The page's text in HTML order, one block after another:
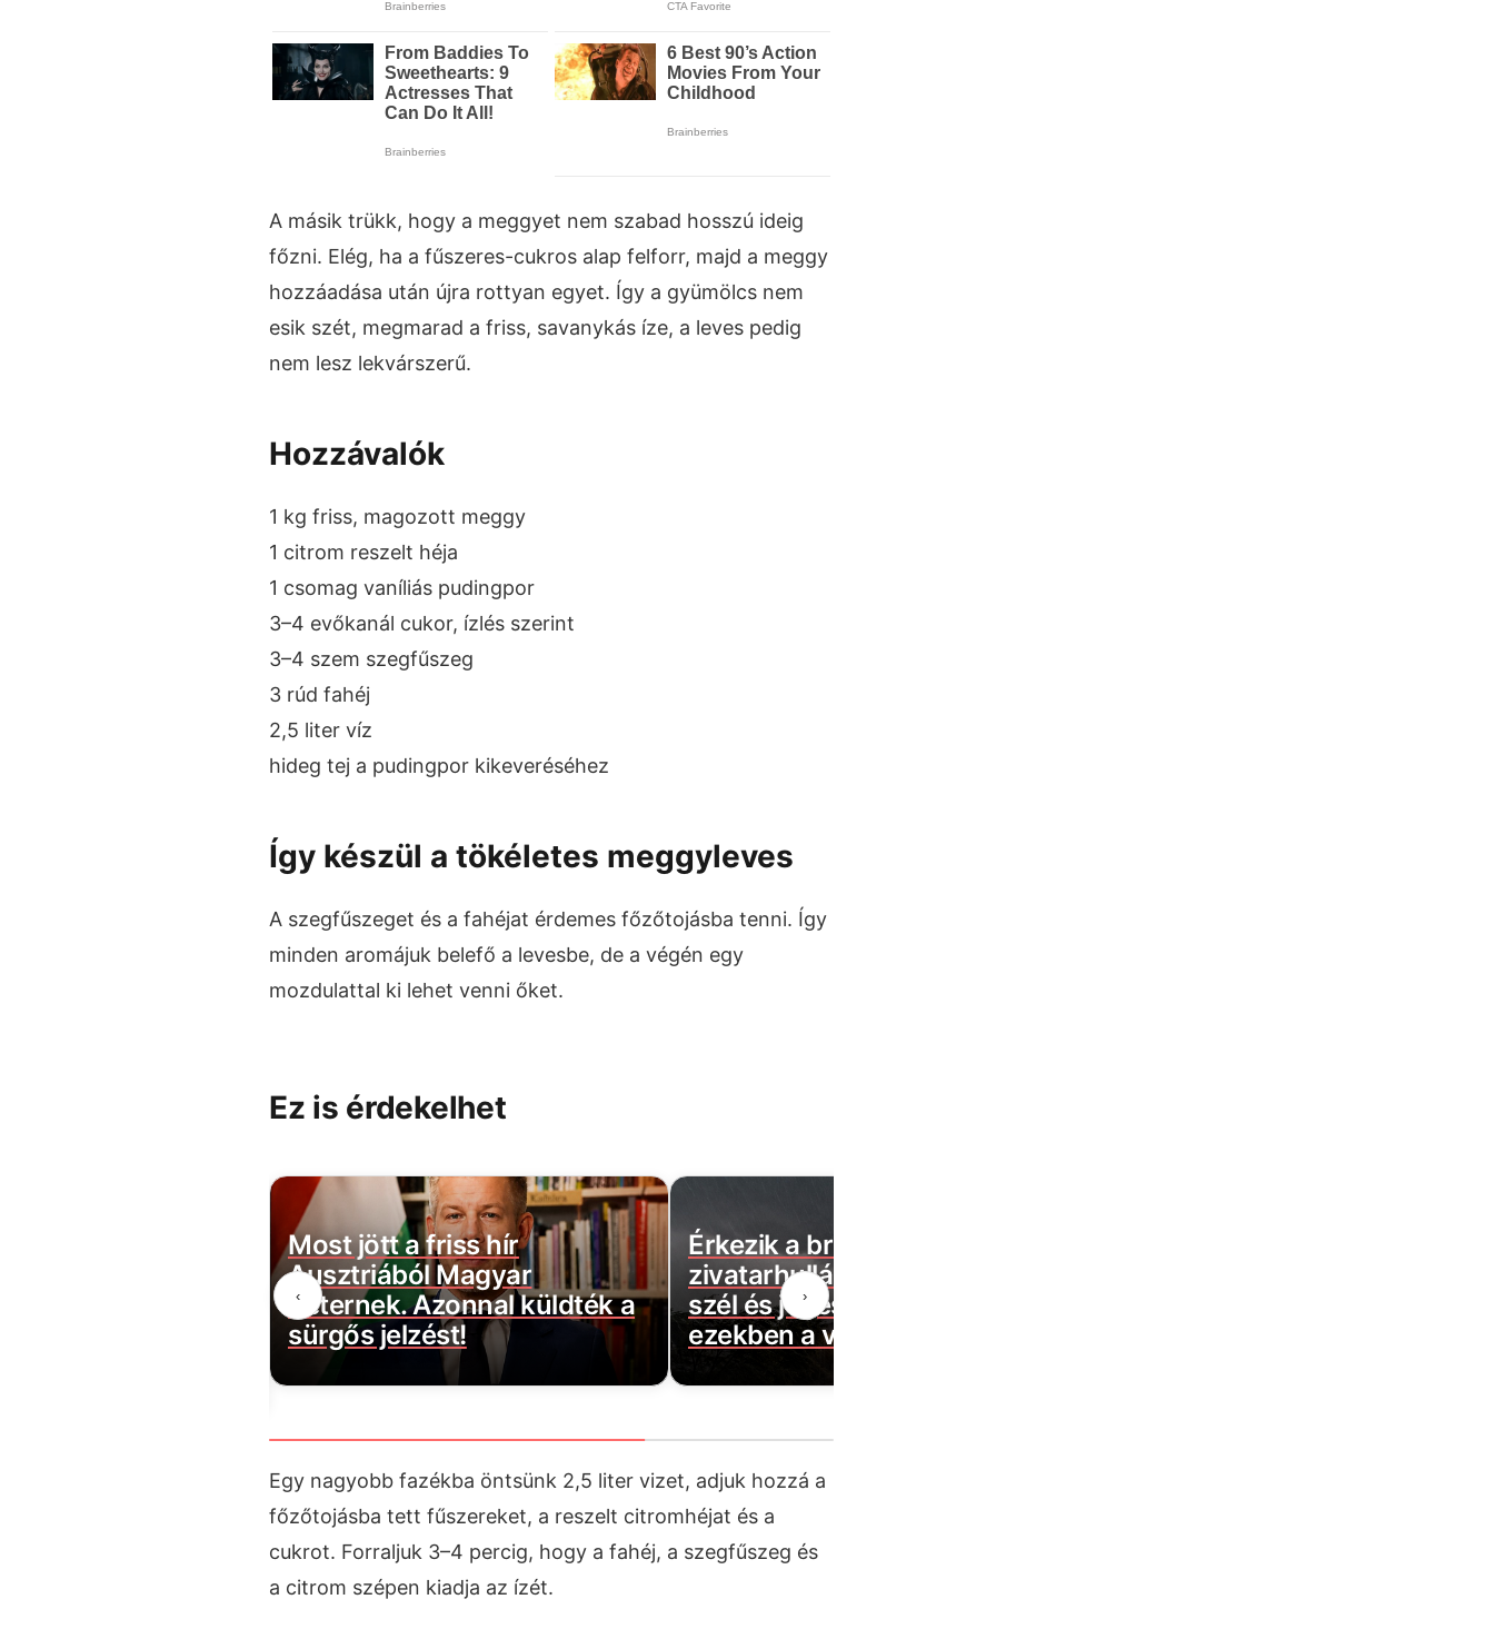
A másik trükk, hogy a meggyet nem szabad hosszú ideig
főzni. Elég, ha a fűszeres-cukros alap felforr, majd a meggy
hozzáadása után újra rottyan egyet. Így a gyümölcs nem
esik szét, megmarad a friss, savanykás íze, a leves pedig
nem lesz lekvárszerű.
Hozzávalók
1 kg friss, magozott meggy
1 citrom reszelt héja
1 csomag vaníliás pudingpor
3–4 evőkanál cukor, ízlés szerint
3–4 szem szegfűszeg
3 rúd fahéj
2,5 liter víz
hideg tej a pudingpor kikeveréséhez
Így készül a tökéletes meggyleves
A szegfűszeget és a fahéjat érdemes főzőtojásba tenni. Így
minden aromájuk belefő a levesbe, de a végén egy
mozdulattal ki lehet venni őket.
Ez is érdekelhet
‹
Most jött a friss hír
Ausztriából Magyar
Péternek. Azonnal küldték a
sürgős jelzést!
Érkezik a brutális
zivatarhullám: 90 km/órás
szél és jégeső csaphat le
ezekben a vármegyékben
›
Egy nagyobb fazékba öntsünk 2,5 liter vizet, adjuk hozzá a
főzőtojásba tett fűszereket, a reszelt citromhéjat és a
cukrot. Forraljuk 3–4 percig, hogy a fahéj, a szegfűszeg és
a citrom szépen kiadja az ízét.